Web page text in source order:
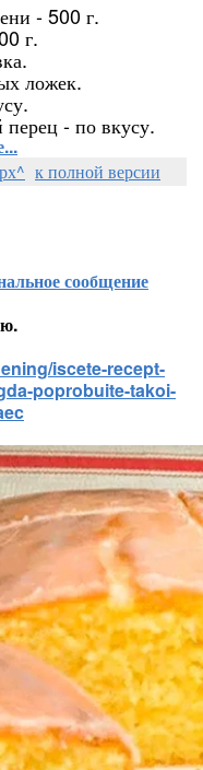
- 500 г.
г.
ложек.
- по вкусу.
к полной версии
сообщение
iscete-recept-
poprobuite-takoi-